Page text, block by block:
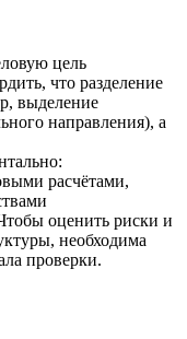
цель
что разделение
выделение
направления), а
расчётами,
оценить риски и
необходима
проверки.